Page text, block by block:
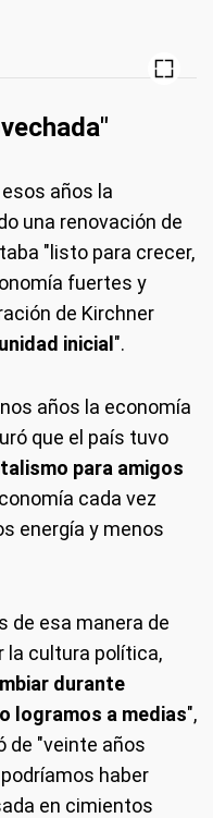
años la
una renovación de
"listo para crecer,
fuertes y
de Kirchner
inicial ".
años la economía
que el país tuvo
para amigos
cada vez
energía y menos
de esa manera de
la cultura política,
durante
logramos a medias",
de "veinte años
haber
en cimientos